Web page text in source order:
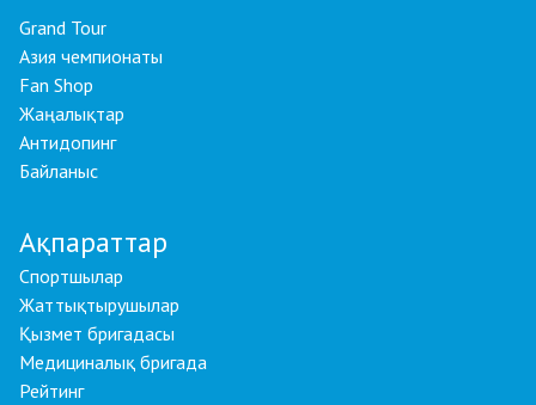
Grand Tour
Азия чемпионаты
Fan Shop
Жаңалықтар
Антидопинг
Байланыс
Ақпараттар
Спортшылар
Жаттықтырушылар
Қызмет бригадасы
Медициналық бригада
Рейтинг